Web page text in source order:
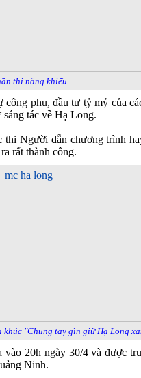
thi năng khiếu
công phu, đầu tư tỷ mỷ của
tác về Hạ Long.
thi Người dẫn chương trình
rất thành công.
khúc "Chung tay gìn giữ Hạ Long
20h ngày 30/4 và được
Ninh.